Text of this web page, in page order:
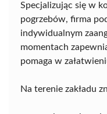
Specjalizując się w
pogrzebów, firma
indywidualnym
momentach
pomaga w
Na terenie zakładu